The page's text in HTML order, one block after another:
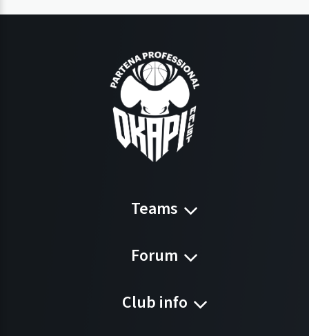
Teams
Forum
Club info